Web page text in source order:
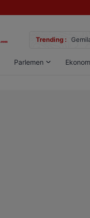
Trending :
Parlemen